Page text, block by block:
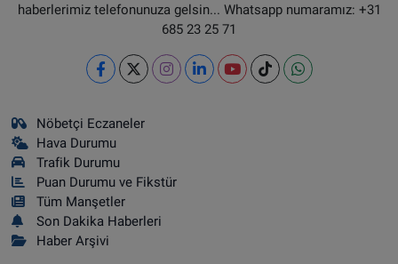
haberlerimiz telefonunuza gelsin... Whatsapp numaramız: +31
685 23 25 71
Nöbetçi Eczaneler
Hava Durumu
Trafik Durumu
Puan Durumu ve Fikstür
Tüm Manşetler
Son Dakika Haberleri
Haber Arşivi